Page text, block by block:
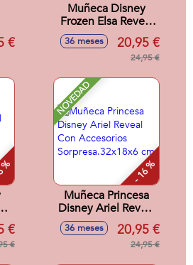
€
Muñeca Disney
Frozen Elsa Reveal
con Accesorio
Sorpresa. 33x18x8
36 meses 20,95 €
24,95 €
€
€
NOVEDAD
- 16 %
Muñeca Princesa
Disney Ariel Reveal
Con Accesorios
Sorpresa.32x18x6
36 meses 20,95 €
24,95 €